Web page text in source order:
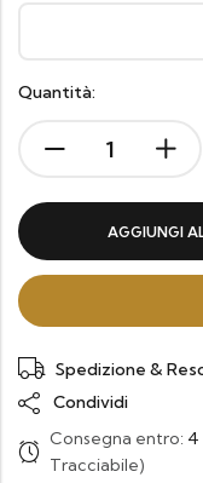
Quantità:
AGGIUNGI
Spedizione &
Condividi
Consegna entro: 4
Tracciabile)